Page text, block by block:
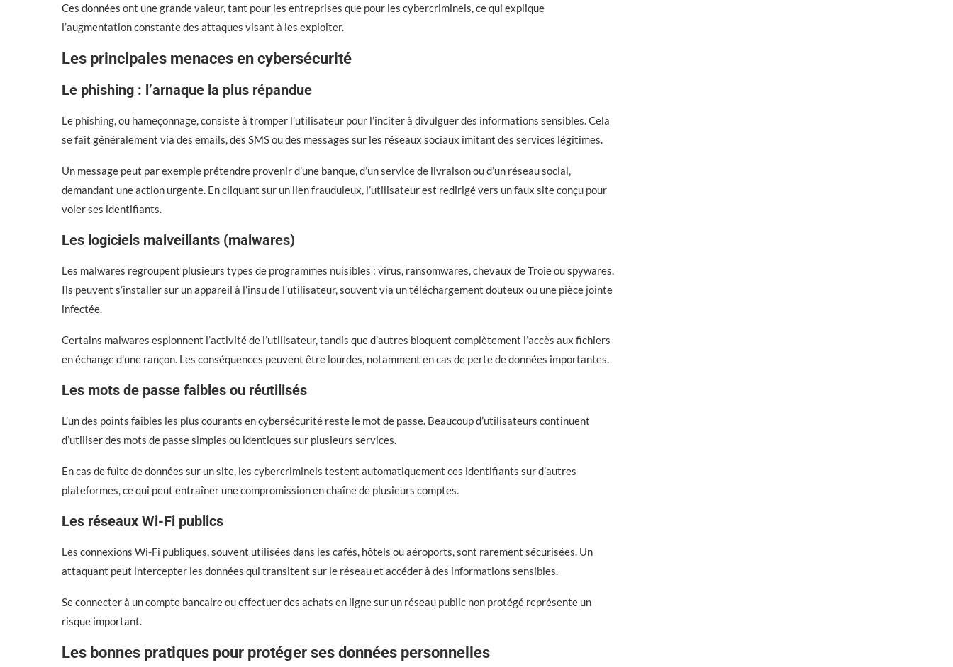
Ces données ont une grande valeur, tant pour les entreprises que pour les cybercriminels, ce qui explique
l’augmentation constante des attaques visant à les exploiter.
Les principales menaces en cybersécurité
Le phishing : l’arnaque la plus répandue
Le phishing, ou hameçonnage, consiste à tromper l’utilisateur pour l’inciter à divulguer des informations sensibles. Cela
se fait généralement via des emails, des SMS ou des messages sur les réseaux sociaux imitant des services légitimes.
Un message peut par exemple prétendre provenir d’une banque, d’un service de livraison ou d’un réseau social,
demandant une action urgente. En cliquant sur un lien frauduleux, l’utilisateur est redirigé vers un faux site conçu pour
voler ses identifiants.
Les logiciels malveillants (malwares)
Les malwares regroupent plusieurs types de programmes nuisibles : virus, ransomwares, chevaux de Troie ou spywares.
Ils peuvent s’installer sur un appareil à l’insu de l’utilisateur, souvent via un téléchargement douteux ou une pièce jointe
infectée.
Certains malwares espionnent l’activité de l’utilisateur, tandis que d’autres bloquent complètement l’accès aux fichiers
en échange d’une rançon. Les conséquences peuvent être lourdes, notamment en cas de perte de données importantes.
Les mots de passe faibles ou réutilisés
L’un des points faibles les plus courants en cybersécurité reste le mot de passe. Beaucoup d’utilisateurs continuent
d’utiliser des mots de passe simples ou identiques sur plusieurs services.
En cas de fuite de données sur un site, les cybercriminels testent automatiquement ces identifiants sur d’autres
plateformes, ce qui peut entraîner une compromission en chaîne de plusieurs comptes.
Les réseaux Wi-Fi publics
Les connexions Wi-Fi publiques, souvent utilisées dans les cafés, hôtels ou aéroports, sont rarement sécurisées. Un
attaquant peut intercepter les données qui transitent sur le réseau et accéder à des informations sensibles.
Se connecter à un compte bancaire ou effectuer des achats en ligne sur un réseau public non protégé représente un
risque important.
Les bonnes pratiques pour protéger ses données personnelles